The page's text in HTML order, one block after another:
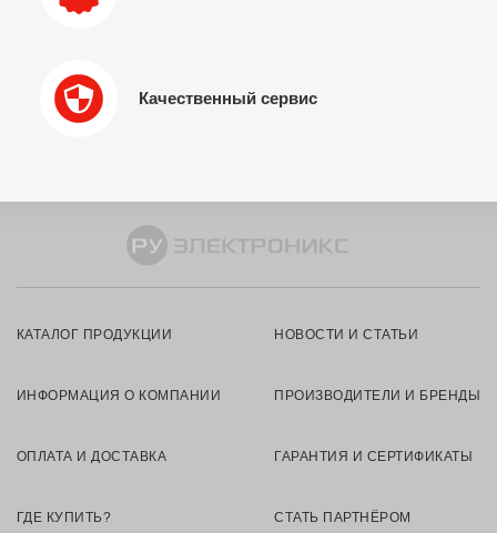
Качественный сервис
КАТАЛОГ ПРОДУКЦИИ НОВОСТИ И СТАТЬИ
ИНФОРМАЦИЯ О КОМПАНИИ ПРОИЗВОДИТЕЛИ И БРЕНДЫ
ОПЛАТА И ДОСТАВКА ГАРАНТИЯ И СЕРТИФИКАТЫ
ГДЕ КУПИТЬ? СТАТЬ ПАРТНЁРОМ